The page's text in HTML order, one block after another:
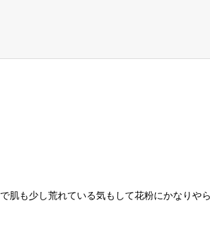
肌も少し荒れている気もして花粉にかなりや